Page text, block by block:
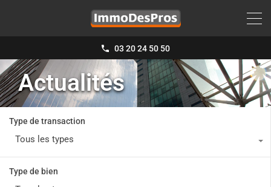
03 20 24 50 50
Actualités
Type de transaction
Tous les types
Type de bien